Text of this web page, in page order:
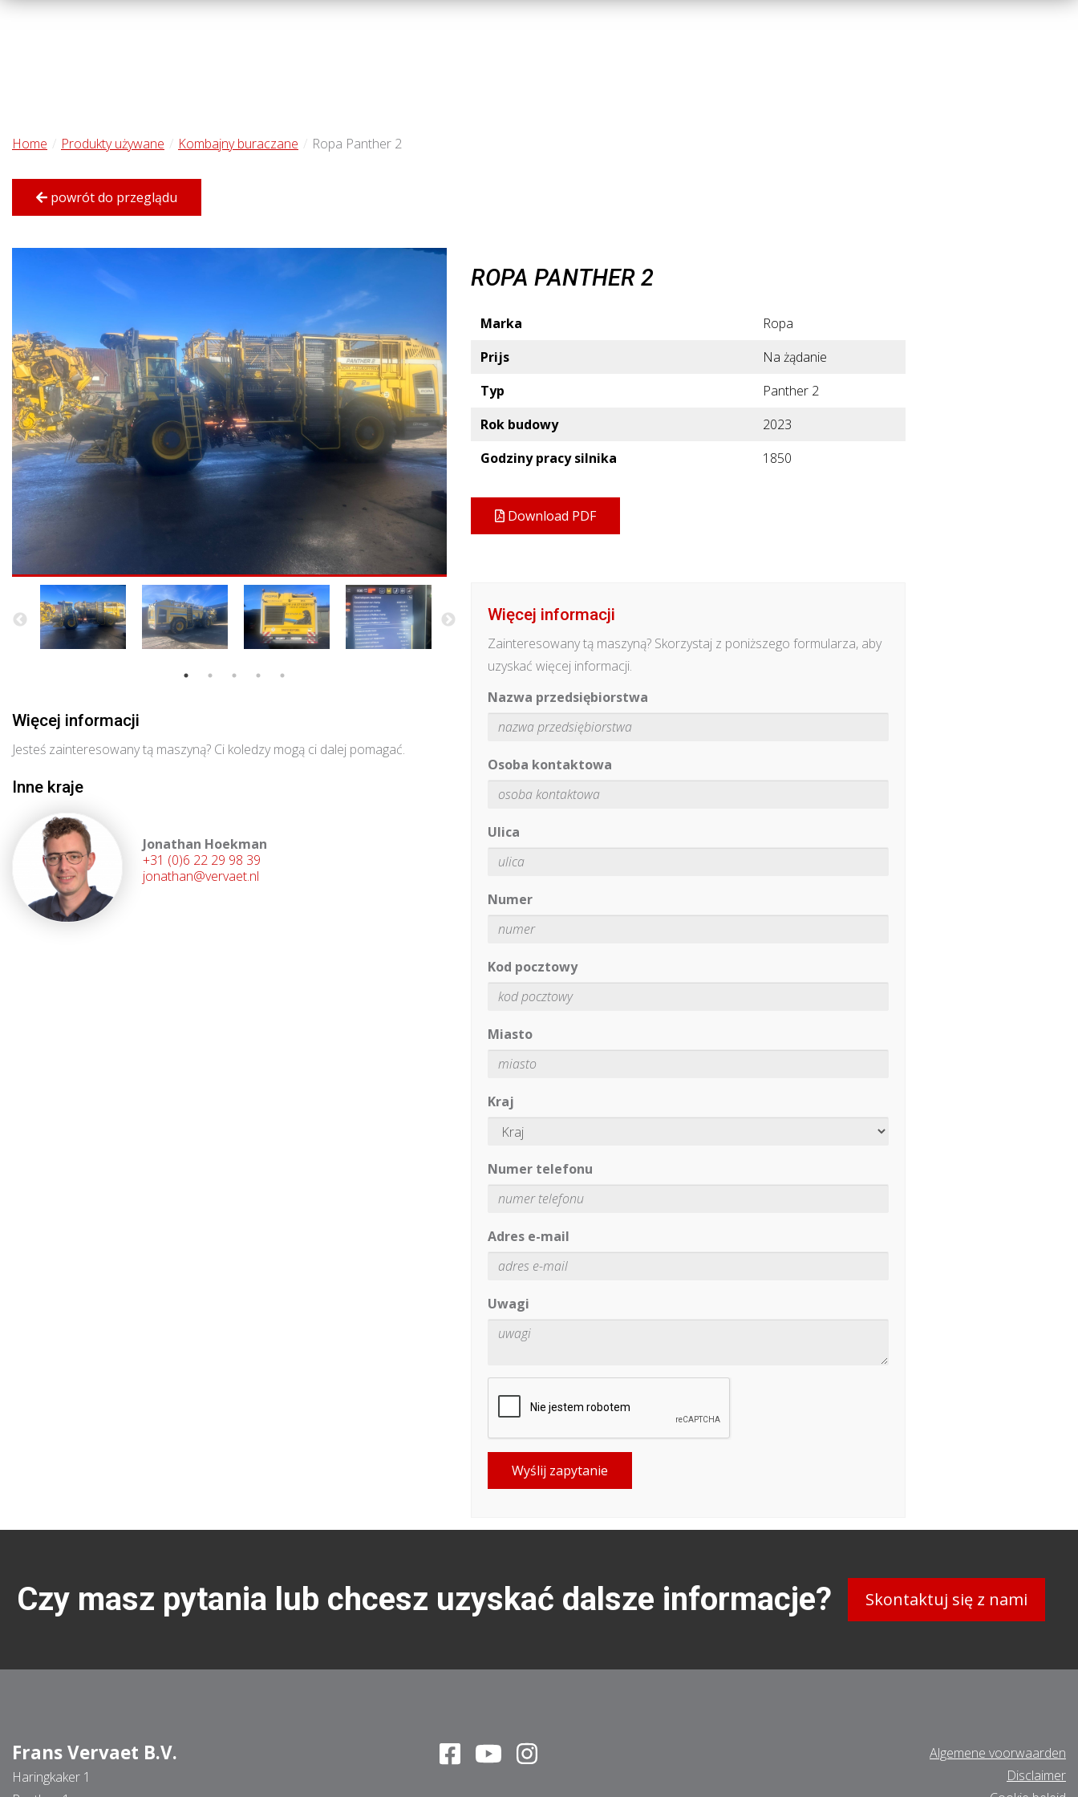
Home Produkty używane Kombajny buraczane Ropa Panther 2
powrót do przeglądu
Więcej informacji
Jesteś zainteresowany tą maszyną? Ci koledzy mogą ci dalej pomagać.
Inne kraje
Jonathan Hoekman
+31 (0)6 22 29 98 39
jonathan@vervaet.nl
ROPA PANTHER 2
Marka
Ropa
Prijs
Na żądanie
Typ
Panther 2
Rok budowy
2023
Godziny pracy silnika
1850
Download PDF
Więcej informacji
Zainteresowany tą maszyną? Skorzystaj z poniższego formularza, aby
uzyskać więcej informacji.
Nazwa przedsiębiorstwa
Osoba kontaktowa
Ulica
Numer
Kod pocztowy
Miasto
Kraj
Numer telefonu
Adres e-mail
Uwagi
Wyślij zapytanie
Czy masz pytania lub chcesz uzyskać dalsze informacje? Skontaktuj się z nami
Frans Vervaet B.V.
Haringkaker 1
Algemene voorwaarden
Disclaimer